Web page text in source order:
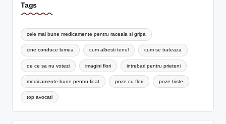
Tags
cele mai bune medicamente pentru raceala si gripa
cine conduce lumea cum albesti tenul cum se trateaza
de ce sa nu votezi imagini flori intrebari pentru prieteni
medicamente bune pentru ficat poze cu flori poze triste
top avocati